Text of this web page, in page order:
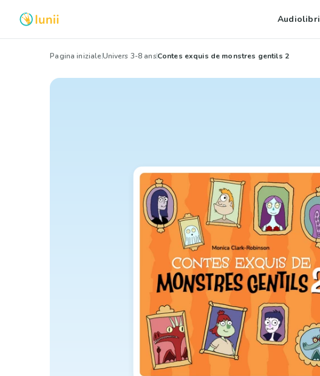
Audiolibri
Pagina inizialeUnivers 3-8 ansContes exquis de monstres gentils 2